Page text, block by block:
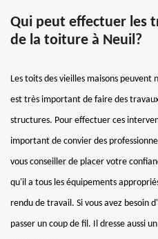
Qui peut effectuer les
de la toiture à Neuil?
Les toits des vieilles maisons
est très important de faire des
structures. Pour effectuer ces
important de convier des
vous conseiller de placer votre
qu'il a tous les équipements
rendu de travail. Si vous avez besoin
passer un coup de fil. Il dresse aussi